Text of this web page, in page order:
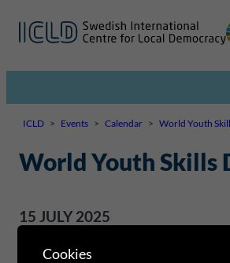
ICLD > Events > Calendar > World Youth
World Youth Skills
15 JULY 2025
Cookies